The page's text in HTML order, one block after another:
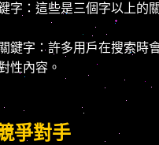
字：這些是三個字以上的
鍵字：許多用戶在搜索時
性內容。
爭對手